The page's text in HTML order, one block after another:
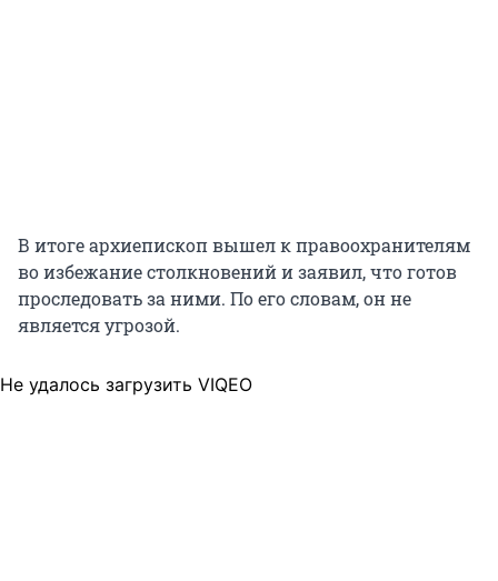
В итоге архиепископ вышел к правоохранителям
во избежание столкновений и заявил, что готов
проследовать за ними. По его словам, он не
является угрозой.
Не удалось загрузить VIQEO